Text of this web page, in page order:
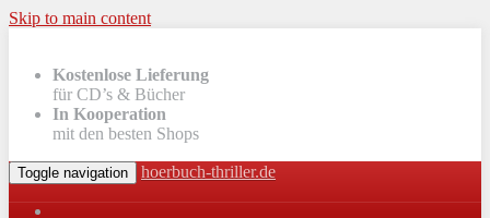
Skip to main content
Kostenlose Lieferung
für CD’s & Bücher
In Kooperation
mit den besten Shops
Toggle navigation hoerbuch-thriller.de